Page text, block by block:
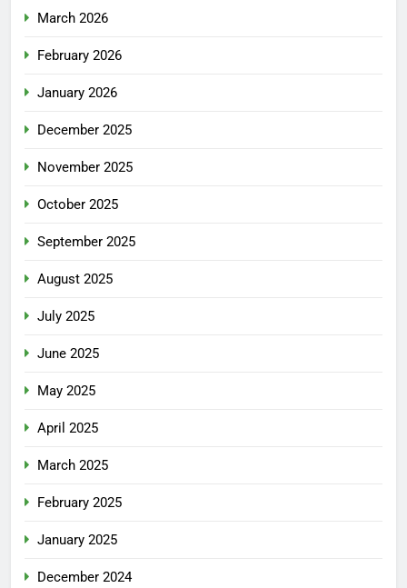
March 2026
February 2026
January 2026
December 2025
November 2025
October 2025
September 2025
August 2025
July 2025
June 2025
May 2025
April 2025
March 2025
February 2025
January 2025
December 2024